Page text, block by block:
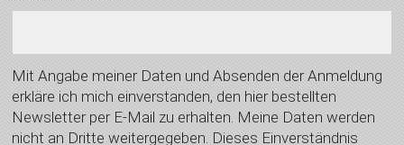
Mit Angabe meiner Daten und Absenden der Anmeldung
erkläre ich mich einverstanden, den hier bestellten
Newsletter per E-Mail zu erhalten. Meine Daten werden
nicht an Dritte weitergegeben. Dieses Einverständnis